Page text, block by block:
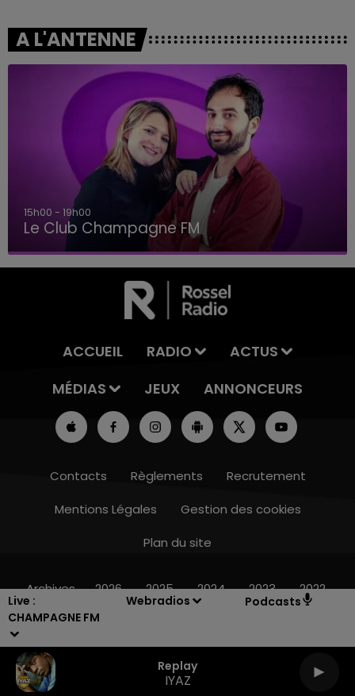
Live :
CHAMPAGNE FM
Webradios Podcasts
Replay
IYAZ
A L'ANTENNE
19h00 - 19h15
LA POP MACHINE - CHAMPAGNE FM
ACCUEIL RADIO
ACTUS
MÉDIAS
JEUX ANNONCEURS
Contacts Règlements
Recrutement
Mentions Légales
Gestion des cookies
Plan du site
Archives 2026 2025 2024 2023 2022